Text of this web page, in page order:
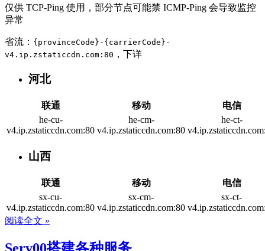
仅供 TCP-Ping 使用，部分节点可能禁 ICMP-Ping 会导致监控
异常
省流： {provinceCode}-{carrierCode}-
v4.ip.zstaticcdn.com:80 ，下详
河北
联通 移动
电信
he-cu-
v4.ip.zstaticcdn.com:80
he-cm-
v4.ip.zstaticcdn.com:80
he-ct-
山西
联通 移动
电信
sx-cu-
v4.ip.zstaticcdn.com:80
sx-cm-
v4.ip.zstaticcdn.com:80
sx-ct-
阅读全文 »